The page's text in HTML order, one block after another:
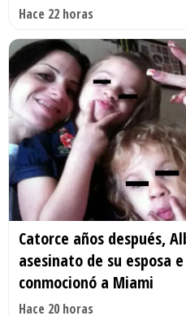
Hace 22 horas
Catorce años después,
asesinato de su esposa
conmocionó a Miami
Hace 20 horas